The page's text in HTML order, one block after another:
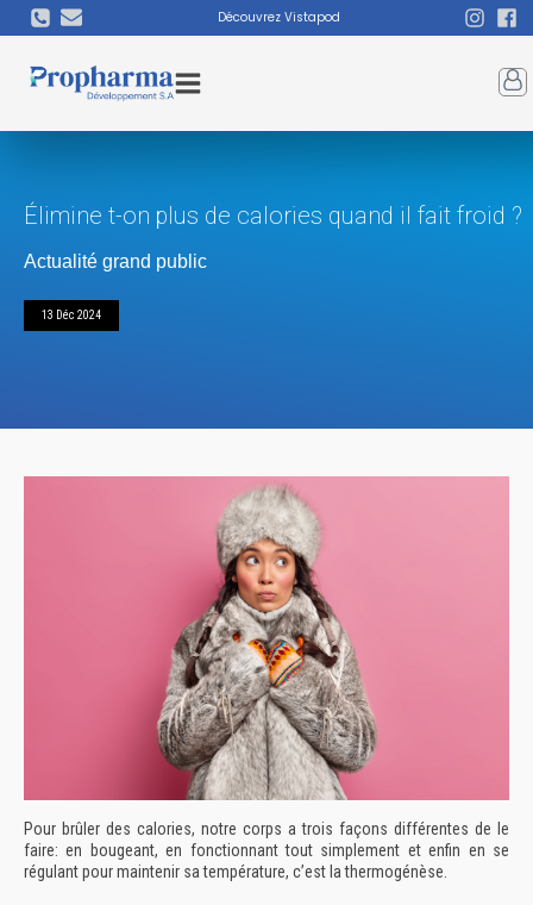
Découvrez Vistapod
Élimine t-on plus de calories quand il fait froid ?
Actualité grand public
13 Déc 2024
Pour brûler des calories, notre corps a trois façons différentes de le
faire:en bougeant, en fonctionnant tout simplement et enfin en se
régulant pour maintenir sa température, c’est la thermogénèse.